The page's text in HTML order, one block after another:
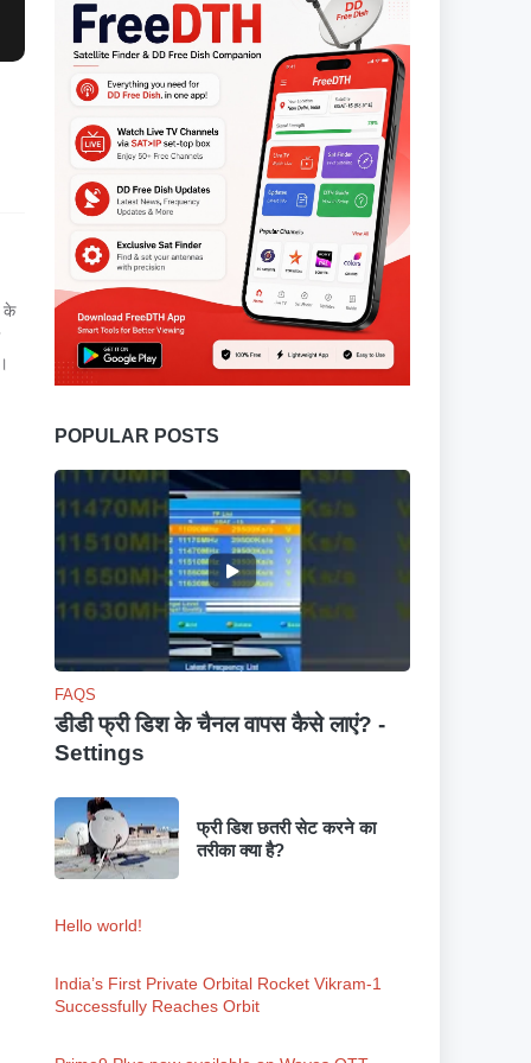
के
POPULAR POSTS
FAQS
डीडी फ्री डिश के चैनल वापस कैसे लाएं? -
Settings
फ्री डिश छतरी सेट करने का
तरीका क्या है?
Hello world!
India’s First Private Orbital Rocket Vikram-1
Successfully Reaches Orbit